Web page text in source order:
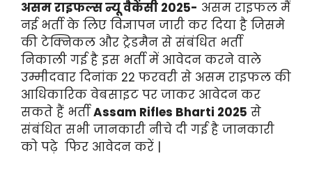
असम राइफल्स न्यू वैकेंसी 2025- असम राइफल मैं
नई भर्ती के लिए विज्ञापन जारी कर दिया है जिसमे
की टेक्निकल और ट्रेडमैन से संबंधित भर्ती
निकाली गई है इस भर्ती में आवेदन करने वाले
उम्मीदवार दिनांक 22 फरवरी से असम राइफल की
आधिकारिक वेबसाइट पर जाकर आवेदन कर
सकते हैं भर्तीAssam Rifles Bharti 2025 से
संबंधित सभी जानकारी नीचे दी गई है जानकारी
को पढ़े फिर आवेदन करें |